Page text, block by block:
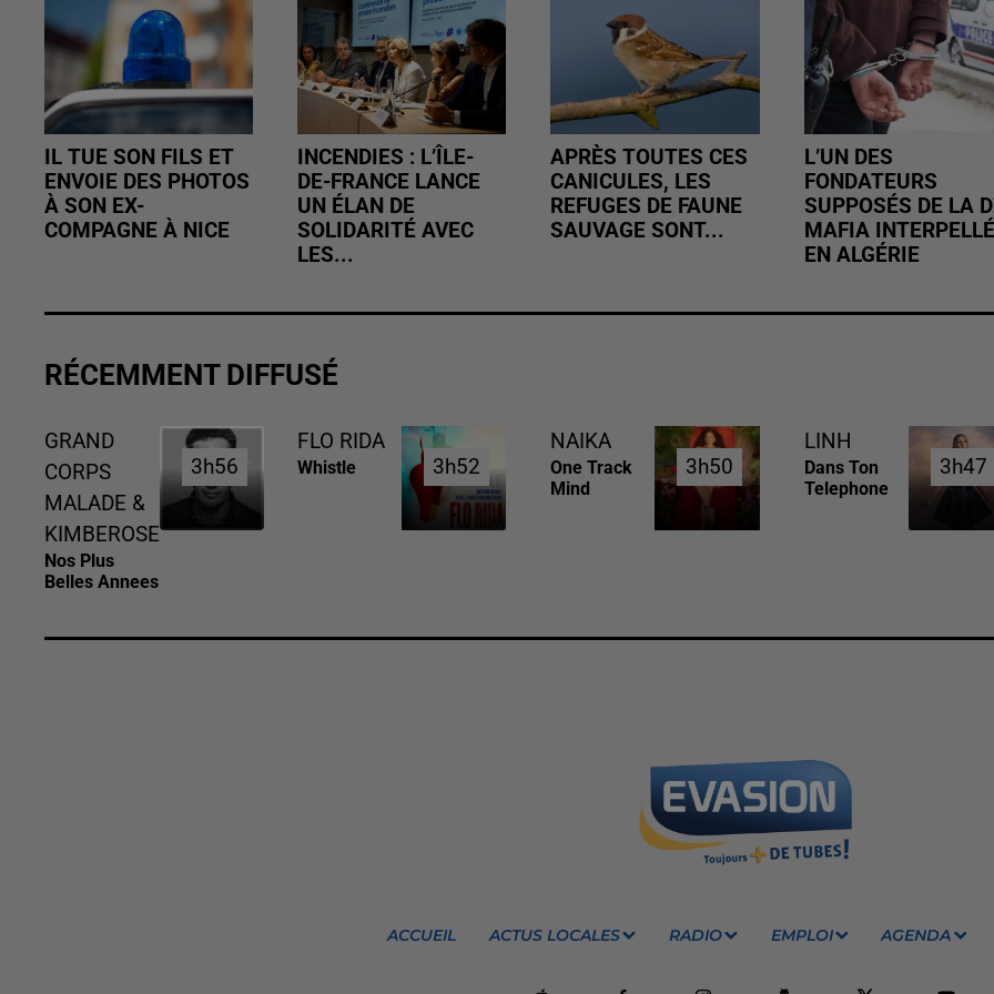
IL TUE SON FILS ET
ENVOIE DES PHOTOS
À SON EX-
COMPAGNE À NICE
INCENDIES : L’ÎLE-
DE-FRANCE LANCE
UN ÉLAN DE
SOLIDARITÉ AVEC
LES...
APRÈS TOUTES CES
CANICULES, LES
REFUGES DE FAUNE
SAUVAGE SONT...
L’UN DES
FONDATEURS
SUPPOSÉS DE LA
MAFIA INTERPELLÉ
EN ALGÉRIE
RÉCEMMENT DIFFUSÉ
GRAND
CORPS
MALADE &
KIMBEROSE
Nos Plus
Belles Annees
3h56
3h56
FLO RIDA
Whistle 3h52
3h52
NAIKA
One Track
Mind
3h50
3h50
LINH
Dans Ton
Telephone
3h47
3h47
ACCUEIL ACTUS LOCALES RADIO EMPLOI AGENDA